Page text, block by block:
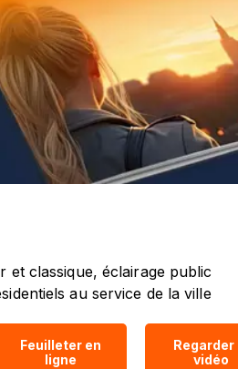
et classique, éclairage public
au service de la ville
Feuilleter en
ligne
Regarder
vidéo